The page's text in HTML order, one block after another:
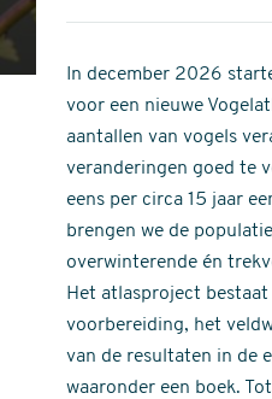
stars
of
stars
In december 2026
voor een nieuwe
aantallen van vogels
veranderingen goed te
eens per circa 15 jaar
brengen we de
overwinterende én
Het atlasproject
voorbereiding, het
van de resultaten in de
waaronder een boek.